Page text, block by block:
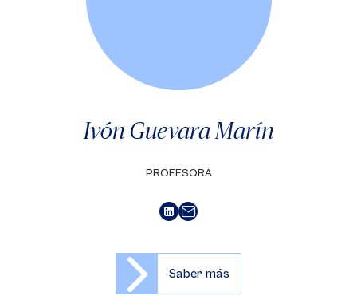
Ivón Guevara Marín
PROFESORA
Saber más